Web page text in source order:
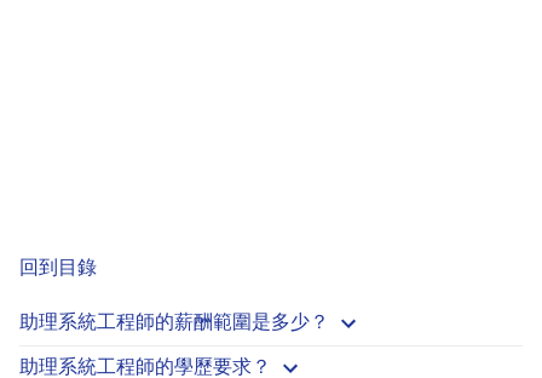
回到目錄
助理系統工程師的薪酬範圍是多少？
助理系統工程師的學歷要求？